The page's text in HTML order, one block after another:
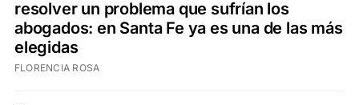
resolver un problema que sufrían los
abogados: en Santa Fe ya es una de las más
elegidas
FLORENCIA ROSA